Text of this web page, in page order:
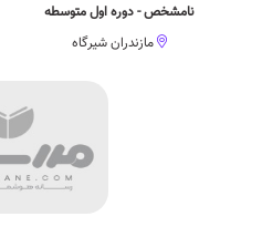
نامشخص - دوره اول متوسطه
مازندران شیرگاه